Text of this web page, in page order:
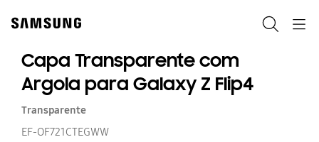
content
accessibility
Capa Transparente com
Argola para Galaxy Z Flip4
Transparente
EF-OF721CTEGWW